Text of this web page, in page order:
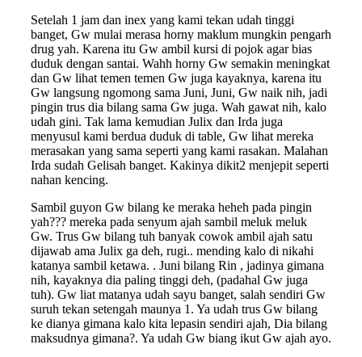
Setelah 1 jam dan inex yang kami tekan udah tinggi
banget, Gw mulai merasa horny maklum mungkin pengarh
drug yah. Karena itu Gw ambil kursi di pojok agar bias
duduk dengan santai. Wahh horny Gw semakin meningkat
dan Gw lihat temen temen Gw juga kayaknya, karena itu
Gw langsung ngomong sama Juni, Juni, Gw naik nih, jadi
pingin trus dia bilang sama Gw juga. Wah gawat nih, kalo
udah gini. Tak lama kemudian Julix dan Irda juga
menyusul kami berdua duduk di table, Gw lihat mereka
merasakan yang sama seperti yang kami rasakan. Malahan
Irda sudah Gelisah banget. Kakinya dikit2 menjepit seperti
nahan kencing.
Sambil guyon Gw bilang ke meraka heheh pada pingin
yah??? mereka pada senyum ajah sambil meluk meluk
Gw. Trus Gw bilang tuh banyak cowok ambil ajah satu
dijawab ama Julix ga deh, rugi.. mending kalo di nikahi
katanya sambil ketawa. . Juni bilang Rin , jadinya gimana
nih, kayaknya dia paling tinggi deh, (padahal Gw juga
tuh). Gw liat matanya udah sayu banget, salah sendiri Gw
suruh tekan setengah maunya 1. Ya udah trus Gw bilang
ke dianya gimana kalo kita lepasin sendiri ajah, Dia bilang
maksudnya gimana?. Ya udah Gw biang ikut Gw ajah ayo.